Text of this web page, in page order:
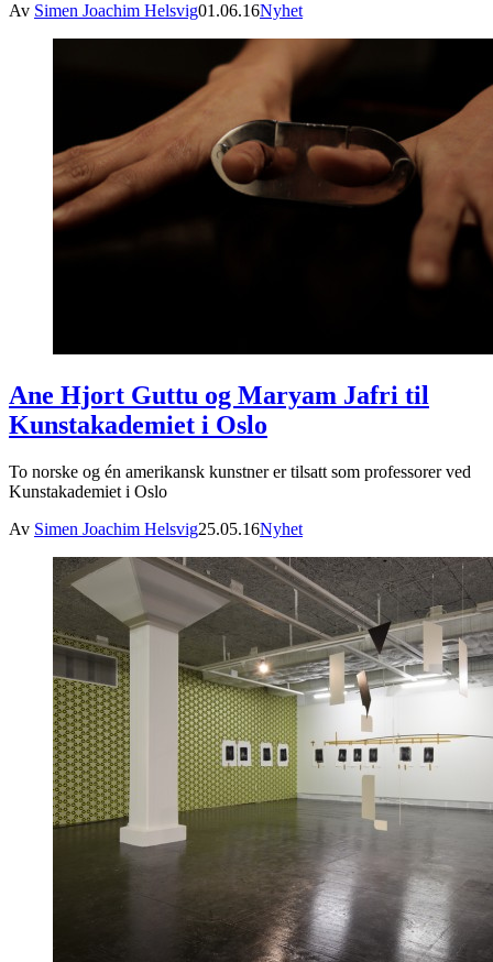
Av Simen Joachim Helsvig01.06.16Nyhet
Ane Hjort Guttu og Maryam Jafri til
Kunstakademiet i Oslo
To norske og én amerikansk kunstner er tilsatt som professorer ved
Kunstakademiet i Oslo
Av Simen Joachim Helsvig25.05.16Nyhet